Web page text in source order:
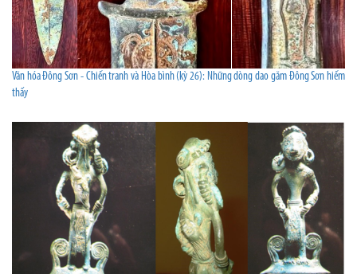
Văn hóa Đông Sơn - Chiến tranh và Hòa bình (kỳ 26): Những dòng dao găm Đông Sơn hiếm
thấy